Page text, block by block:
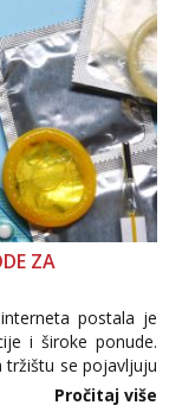
ZA
postala je
i široke ponude.
tržištu se pojavljuju
internetske
Pročitaj više